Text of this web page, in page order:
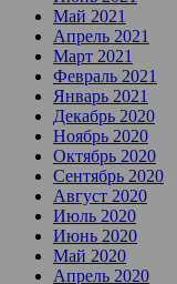
Май 2021
Апрель 2021
Март 2021
Февраль 2021
Январь 2021
Декабрь 2020
Ноябрь 2020
Октябрь 2020
Сентябрь 2020
Август 2020
Июль 2020
Июнь 2020
Май 2020
Апрель 2020